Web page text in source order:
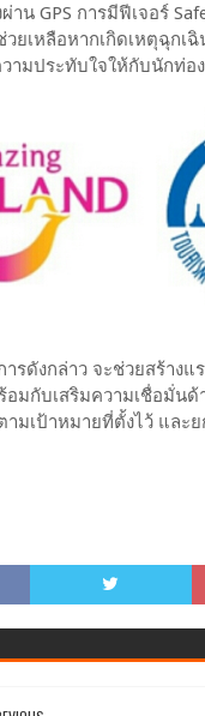
าน GPS การมีฟีเจอร์
ยเหลือหากเกิดเหตุฉุกเ
ามประทับใจให้กับนักท่อ
ารดังกล่าว จะช่วยสร้าง
อมกับเสริมความเชื่อมั่น
ามเป้าหมายที่ตั้งไว้ แล